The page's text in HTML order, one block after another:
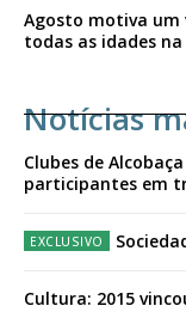
Agosto motiva um
todas as idades
Notícias
Clubes de
participantes em
Cultura: 2015